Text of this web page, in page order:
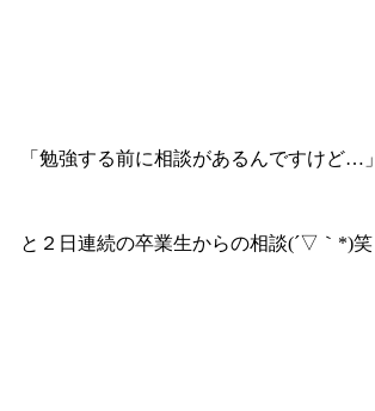
「勉強する前に相談があるんですけど…」
と２日連続の卒業生からの相談(´▽｀*)笑